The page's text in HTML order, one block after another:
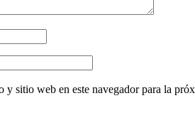
sitio web en este navegador para la